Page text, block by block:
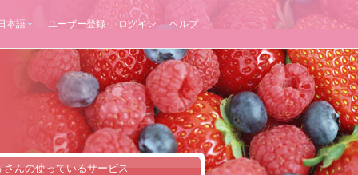
本語 ユーザー登録 ログイン ヘルプ
さんの使っているサービス